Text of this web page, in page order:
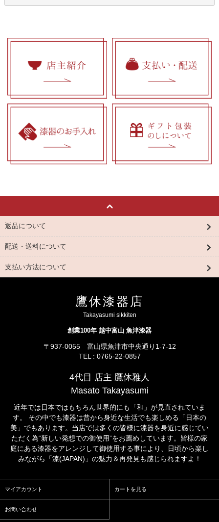
返品について
配送・送料について
支払い方法について
鷹休漆器店
Takayasumi sikkiten
創業100年 越中富山 魚津漆器
〒937-0055 富山県魚津市中央通り1-7-12
TEL : 0765-22-0857
4代目 店主 鷹休雅人
Masato Takayasumi
近年では日本ではもちろん世界的にも「和」が見直されていま
す。 その中でも漆器は昔から身近な生活でも楽しめる「日本の
美」でもあります。当店では多くの皆様に漆器を身近に感じてい
ただく為“新しい発想での御使用”をお薦めしています。皆様の家
庭にある漆器をアレンジして御使用する事により、日頃から楽し
みながら「漆(JAPAN)」の魅力＆再発見も感じられますよ！
マイアカウント カートを見る
お問い合わせ